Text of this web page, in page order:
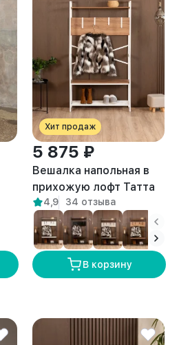
Хит продаж
5 875 ₽
Вешалка напольная в
прихожую лофт Татта
белый/амаретто
4,9 34 отзыва
В корзину